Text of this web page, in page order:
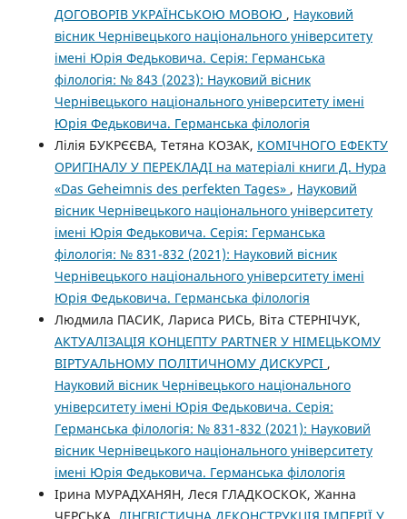
ДОГОВОРІВ УКРАЇНСЬКОЮ МОВОЮ , Науковий
вісник Чернівецького національного університету
імені Юрія Федьковича. Серія: Германська
філологія: № 843 (2023): Науковий вісник
Чернівецького національного університету імені
Юрія Федьковича. Германська філологія
Лілія БУКРЄЄВА, Тетяна КОЗАК, КОМІЧНОГО ЕФЕКТУ
ОРИГІНАЛУ У ПЕРЕКЛАДІ на матеріалі книги Д. Нура
«Das Geheimnis des perfekten Tages» , Науковий
вісник Чернівецького національного університету
імені Юрія Федьковича. Серія: Германська
філологія: № 831-832 (2021): Науковий вісник
Чернівецького національного університету імені
Юрія Федьковича. Германська філологія
Людмила ПАСИК, Лариса РИСЬ, Віта СТЕРНІЧУК,
АКТУАЛІЗАЦІЯ КОНЦЕПТУ PARTNER У НІМЕЦЬКОМУ
ВІРТУАЛЬНОМУ ПОЛІТИЧНОМУ ДИСКУРСІ ,
Науковий вісник Чернівецького національного
університету імені Юрія Федьковича. Серія:
Германська філологія: № 831-832 (2021): Науковий
вісник Чернівецького національного університету
імені Юрія Федьковича. Германська філологія
Ірина МУРАДХАНЯН, Леся ГЛАДКОСКОК, Жанна